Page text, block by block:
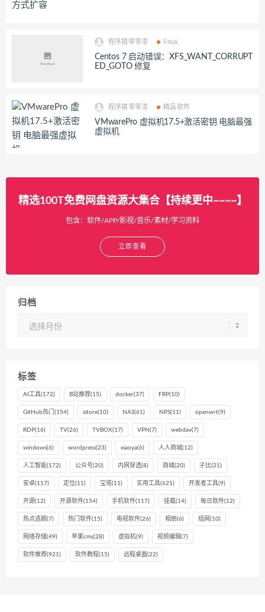
程序猿零零漆 linux
Centos 7 启动错误：XFS_WANT_CORRUPT
ED_GOTO 修复
程序猿零零漆 精品软件
VMwarePro 虚拟机17.5+激活密钥 电脑最强
虚拟机
精选100T免费网盘资源大集合【持续更中~~~~】
包含：软件/APP/影视/音乐/素材/学习资料
立即查看
归档
标签
AI工具(172) B站推荐(15) docker(37) FRP(10)
GitHub热门 (154) istore(10) NAS(61) NPS(11) openwrt(9)
RDP(16) TV(26) TVBOX(17) VPN (7) webdav(7)
windows(6) wordpress(23) xiaoya(6) 人人商城(12)
人工智能(172) 公众号(20) 内网穿透(8) 商城(20) 子比(21)
安卓(117) 定位(11) 宝塔(11) 实用工具(621) 开发者工具(9)
开源(12) 开源软件(154) 手机软件(117) 挂载(14) 每日软件(12)
热点选题(7) 热门软件(15) 电视软件(26) 相册(6) 组网 (10)
网络存储(49) 苹果cms(28) 虚拟机(9) 视频编辑(7)
软件推荐(921) 软件教程(15) 远程桌面(22)